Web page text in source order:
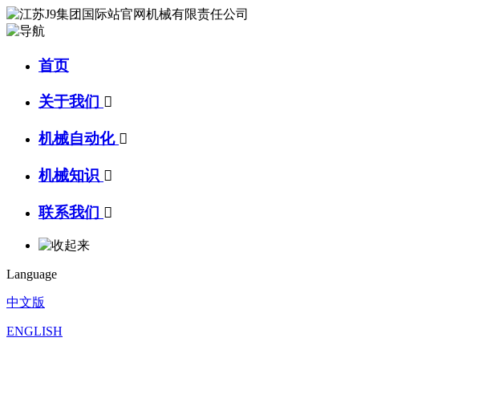
首页
关于我们 
机械自动化 
机械知识 
联系我们 
Language
中文版
ENGLISH